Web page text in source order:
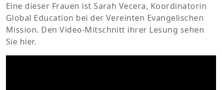
Eine dieser Frauen ist Sarah Vecera, Koordinatorin
Global Education bei der Vereinten Evangelischen
Mission. Den Video-Mitschnitt ihrer Lesung sehen
Sie hier.